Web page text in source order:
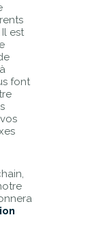
est
font